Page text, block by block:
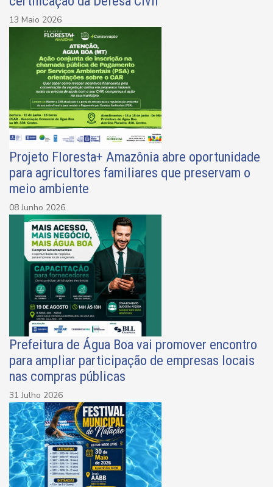
13 Maio 2026
Projeto Floresta+ Amazônia abre oportunidade
para agricultores familiares que preservam o
meio ambiente
08 Junho 2026
Prefeitura de Água Boa vai promover encontro
para ampliar participação de empresas locais
nas compras públicas
31 Julho 2026